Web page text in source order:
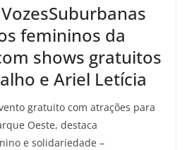
femininos da
shows gratuitos
e Ariel Letícia
gratuito com atrações para
Oeste, destaca
e solidariedade –